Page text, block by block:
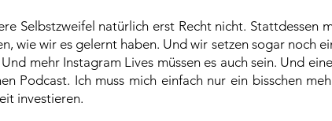
Selbstzweifel natürlich erst Recht nicht. Stattdessen
wie wir es gelernt haben. Und wir setzen sogar noch
mehr Instagram Lives müssen es auch sein. Und
Podcast. Ich muss mich einfach nur ein bisschen
investieren.